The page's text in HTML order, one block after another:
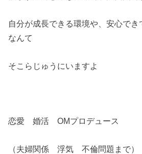
自分が成長できる環境や、安心で
なんて
そこらじゅうにいますよ
恋愛 婚活 OMプロデュース
（夫婦関係 浮気 不倫問題まで）